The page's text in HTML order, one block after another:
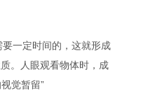
一定时间的，这就形成
。人眼观看物体时，成
觉暂留”